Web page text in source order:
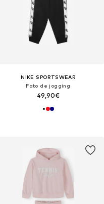
NIKE SPORTSWEAR
Fato de jogging
49,90€